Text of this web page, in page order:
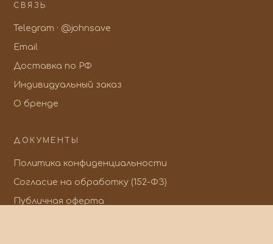
СВЯЗЬ
Telegram · @johnsave
Email
Доставка по РФ
Индивидуальный заказ
О бренде
ДОКУМЕНТЫ
Политика конфиденциальности
Согласие на обработку (152-ФЗ)
Публичная оферта